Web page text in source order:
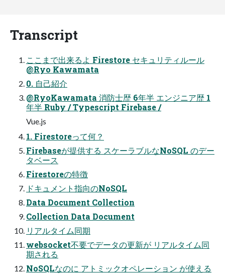
Transcript
ここまで出来るよ Firestore セキュリティルール
@Ryo Kawamata
0. 自己紹介
@RyoKawamata 消防士歴 6年半 エンジニア歴 1
年半 Ruby / Typescript Firebase /
Vue.js
1. Firestoreって何？
Firebaseが提供する スケーラブルなNoSQL のデー
タベース
Firestoreの特徴
ドキュメント指向のNoSQL
Data Document Collection
Collection Data Document
リアルタイム同期
websocket不要でデータの更新が リアルタイム同
期される
NoSQLなのに アトミックオペレーション が使える